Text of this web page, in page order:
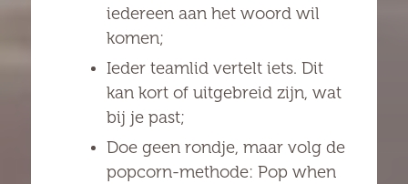
iedereen aan het woord wil
komen;
Ieder teamlid vertelt iets. Dit
kan kort of uitgebreid zijn, wat
bij je past;
Doe geen rondje, maar volg de
popcorn-methode: Pop when